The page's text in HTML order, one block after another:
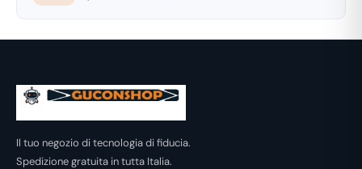
Il tuo negozio di tecnologia di fiducia.
Spedizione gratuita in tutta Italia.